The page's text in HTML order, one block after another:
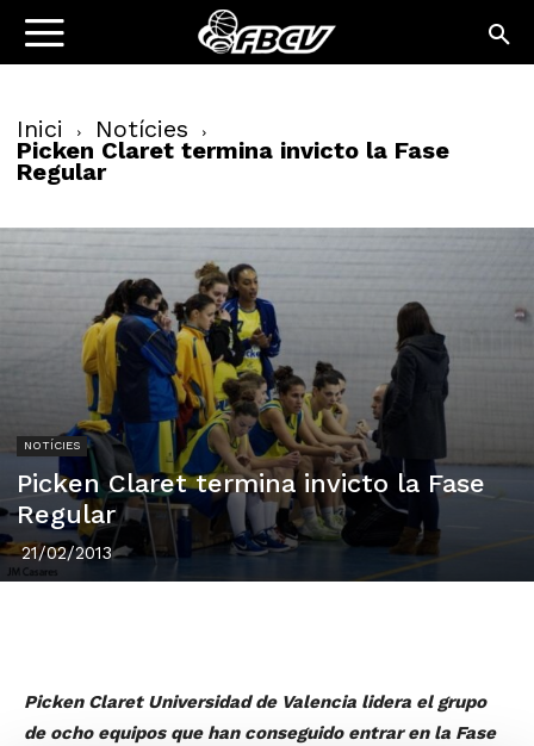
Inici Notícies
Picken Claret termina invicto la Fase
Regular
NOTÍCIES
Picken Claret termina invicto la Fase
Regular
21/02/2013
Picken Claret Universidad de Valencia lidera el grupo
de ocho equipos que han conseguido entrar en la Fase